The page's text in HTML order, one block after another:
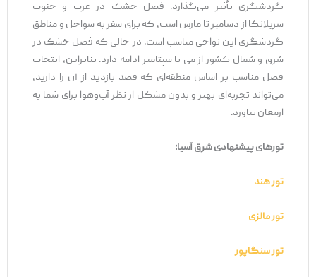
گردشگری تأثیر می‌گذارد. فصل خشک در غرب و جنوب
سریلانکا از دسامبر تا مارس است، که برای سفر به سواحل و مناطق
گردشگری این نواحی مناسب است. در حالی که فصل خشک در
شرق و شمال کشور از می تا سپتامبر ادامه دارد. بنابراین، انتخاب
فصل مناسب بر اساس منطقه‌ای که قصد بازدید از آن را دارید،
می‌تواند تجربه‌ای بهتر و بدون مشکل از نظر آب‌وهوا برای شما به
ارمغان بیاورد.
تورهای پیشنهادی شرق آسیا:
تور هند
تور مالزی
تور سنگاپور